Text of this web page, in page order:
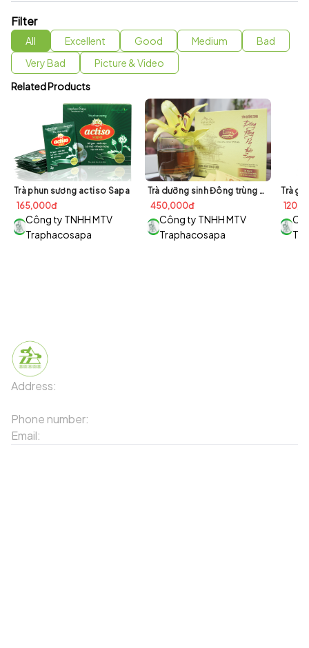
Filter
All Excellent Good Medium
Bad
Very Bad
Picture & Video
Related Products
Trà phun sương actiso Sapa
165,000đ
Công ty TNHH MTV
Traphacosapa
Trà dưỡng sinh Đông trùng hạ thảo Sapa
450,000đ
Công ty TNHH MTV
Traphacosapa
Trà
Address:
Phone number:
Email: